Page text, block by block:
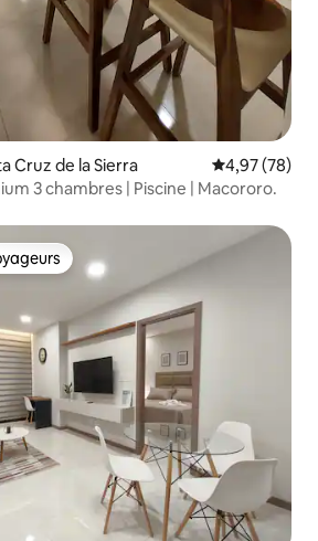
Cruz de la Sierra Évaluation
4,97 (78)
3 chambres | Piscine | Macororo.
les plus appréciés